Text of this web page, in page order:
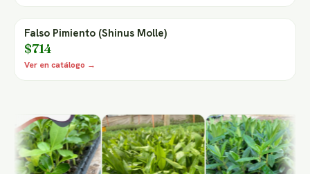
Falso Pimiento (Shinus Molle)
$714
Ver en catálogo →